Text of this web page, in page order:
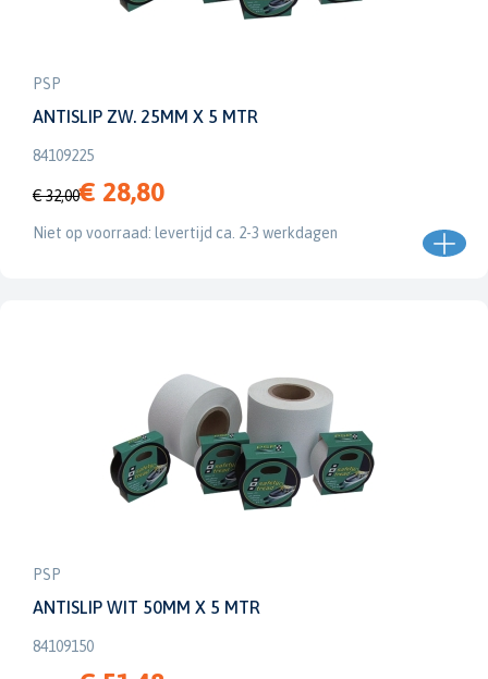
PSP
ANTISLIP ZW. 25MM X 5 MTR
84109225
€ 32,00€ 28,80
Niet op voorraad: levertijd ca. 2-3 werkdagen
PSP
ANTISLIP WIT 50MM X 5 MTR
84109150